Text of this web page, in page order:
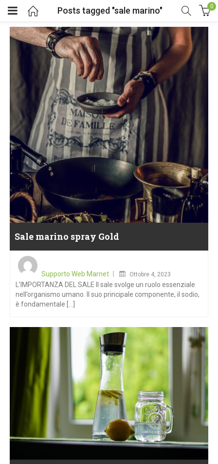
Posts tagged "sale marino" 0
Sale marino spray Gold
Supporto Web Marnet
Ottobre 4, 2023
L’IMPORTANZA DEL SALE Il sale svolge un ruolo essenziale
nell’organismo umano. Il suo principale componente, il sodio,
è fondamentale [...]